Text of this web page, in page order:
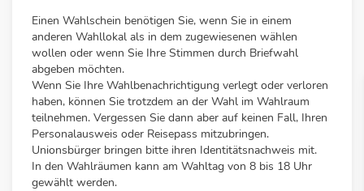
Einen Wahlschein benötigen Sie, wenn Sie in einem
anderen Wahllokal als in dem zugewiesenen wählen
wollen oder wenn Sie Ihre Stimmen durch Briefwahl
abgeben möchten.
Wenn Sie Ihre Wahlbenachrichtigung verlegt oder verloren
haben, können Sie trotzdem an der Wahl im Wahlraum
teilnehmen. Vergessen Sie dann aber auf keinen Fall, Ihren
Personalausweis oder Reisepass mitzubringen.
Unionsbürger bringen bitte ihren Identitätsnachweis mit.
In den Wahlräumen kann am Wahltag von 8 bis 18 Uhr
gewählt werden.